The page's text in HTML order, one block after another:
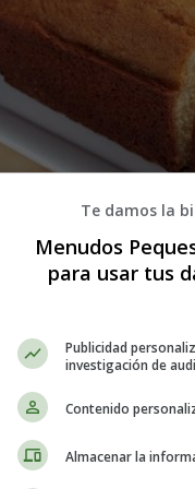
Bizcocho
de almendras y
Te damos la
Menudos
para usar tus
Publicidad
investigación de
Contenido
Almacenar la